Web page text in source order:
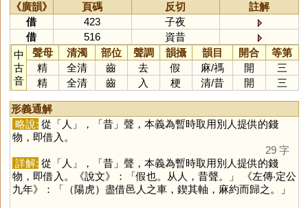
《廣韻》 頁碼 反切
註解
借
423
子夜
借
516
資昔
中
古
音
聲母 清濁 部位 聲調 韻攝 韻目 開合
等第
精
全清 齒 去 假 麻/禡 開
三
精
全清 齒 入 梗 清/昔 開 三
形義通解
略說: 從「人 」，「昔」聲，本義為暫時取用別人提供的錢
物，即借入。
29 字
詳解: 從「人 」，「昔」聲，本義為暫時取用別人提供的錢
物，即借入。《說文》：「假也。从人，昔聲。」 《左傳‧定公
九年》：「（陽虎）盡借邑人之車，鍥其軸，麻約而歸之。」